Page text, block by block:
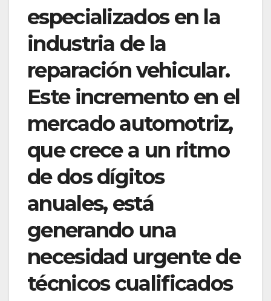
especializados en la
industria de la
reparación vehicular.
Este incremento en el
mercado automotriz,
que crece a un ritmo
de dos dígitos
anuales, está
generando una
necesidad urgente de
técnicos cualificados